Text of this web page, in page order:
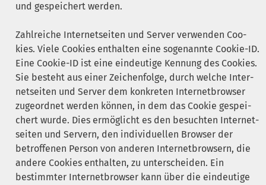
und gespei­chert werden.
Zahl­rei­che Inter­net­sei­ten und Ser­ver ver­wen­den Coo­
kies. Vie­le Coo­kies ent­hal­ten eine soge­nann­te Coo­kie-ID.
Eine Coo­kie-ID ist eine ein­deu­ti­ge Ken­nung des Coo­kies.
Sie besteht aus einer Zei­chen­fol­ge, durch wel­che Inter­
net­sei­ten und Ser­ver dem kon­kre­ten Inter­net­brow­ser
zuge­ord­net wer­den kön­nen, in dem das Coo­kie gespei­
chert wur­de. Dies ermög­licht es den besuch­ten Inter­net­
sei­ten und Ser­vern, den indi­vi­du­el­len Brow­ser der
betrof­fe­nen Per­son von ande­ren Inter­net­brow­sern, die
ande­re Coo­kies ent­hal­ten, zu unter­schei­den. Ein
bestimm­ter Inter­net­brow­ser kann über die ein­deu­ti­ge